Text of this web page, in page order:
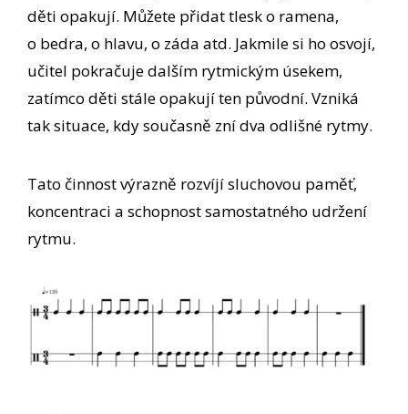
děti opakují. Můžete přidat tlesk o ramena,
o bedra, o hlavu, o záda atd. Jakmile si ho osvojí,
učitel pokračuje dalším rytmickým úsekem,
zatímco děti stále opakují ten původní. Vzniká
tak situace, kdy současně zní dva odlišné rytmy.
Tato činnost výrazně rozvíjí sluchovou paměť,
koncentraci a schopnost samostatného udržení
rytmu.